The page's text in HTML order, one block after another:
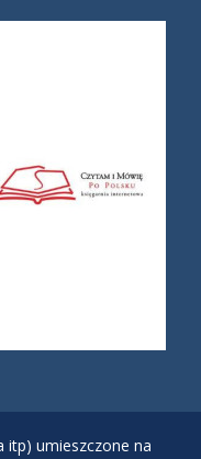
itp) umieszczone na